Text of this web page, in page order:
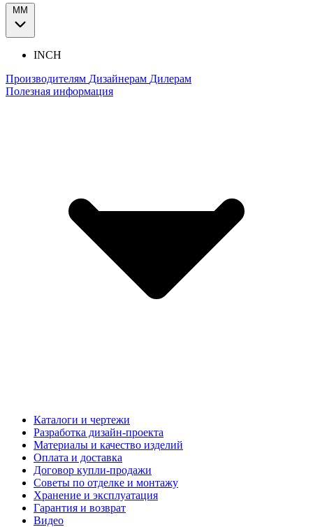
ММ
INCH
Производителям Дизайнерам Дилерам
Полезная информация
Каталоги и чертежи
Разработка дизайн-проекта
Материалы и качество изделий
Оплата и доставка
Договор купли-продажи
Советы по отделке и монтажу
Хранение и эксплуатация
Гарантия и возврат
Видео